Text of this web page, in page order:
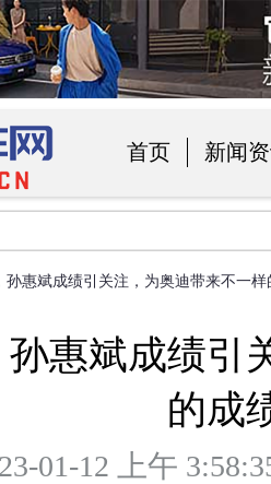
首页 新闻
孙惠斌成绩引关注，为奥迪带来不一样
孙惠斌成绩引
的成
01-12 上午